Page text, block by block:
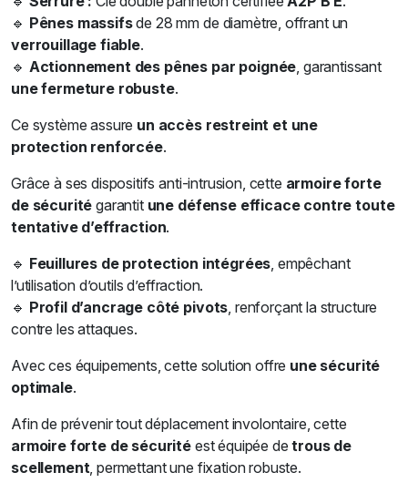
🔹 Pênes massifsde 28 mm de diamètre, offrant un
verrouillage fiable.
🔹 Actionnement des pênes par poignée , garantissant
une fermeture robuste.
Ce système assure un accès restreint et une
protection renforcée.
Grâce à ses dispositifs anti-intrusion, cette armoire forte
de sécurité garantit une défense efficace contre toute
tentative d’effraction.
🔹 Feuillures de protection intégrées , empêchant
l’utilisation d’outils d’effraction.
🔹 Profil d’ancrage côté pivots , renforçant la structure
contre les attaques.
Avec ces équipements, cette solution offre une sécurité
optimale.
Afin de prévenir tout déplacement involontaire, cette
armoire forte de sécurité est équipée detrous de
scellement , permettant une fixation robuste.